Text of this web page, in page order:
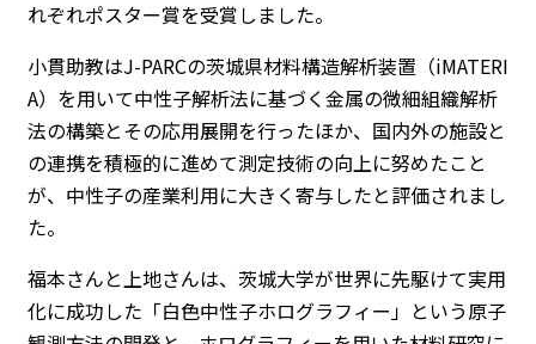
れぞれポスター賞を受賞しました。
小貫助教はJ-PARCの茨城県材料構造解析装置（iMATERI
A）を用いて中性子解析法に基づく金属の微細組織解析
法の構築とその応用展開を行ったほか、国内外の施設と
の連携を積極的に進めて測定技術の向上に努めたこと
が、中性子の産業利用に大きく寄与したと評価されまし
た。
福本さんと上地さんは、茨城大学が世界に先駆けて実用
化に成功した「白色中性子ホログラフィー」という原子